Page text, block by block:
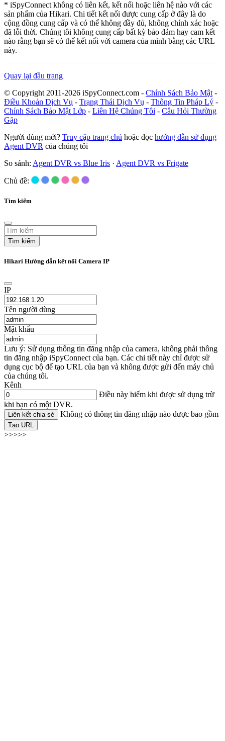
* iSpyConnect không có liên kết, kết nối hoặc liên hệ nào với các
sản phẩm của Hikari. Chi tiết kết nối được cung cấp ở đây là do
cộng đồng cung cấp và có thể không đầy đủ, không chính xác hoặc
đã lỗi thời. Chúng tôi không cung cấp bất kỳ bảo đảm hay cam kết
nào rằng bạn sẽ có thể kết nối với camera của mình bằng các URL
này.
Quay lại đầu trang
© Copyright 2011-2026 iSpyConnect.com - Chính Sách Bảo Mật -
Điều Khoản Dịch Vụ - Trạng Thái Dịch Vụ - Thông Tin Pháp Lý -
Chính Sách Bảo Mật Lớp - Liên Hệ Chúng Tôi - Câu Hỏi Thường
Gặp
Người dùng mới? Truy cập trang chủ hoặc đọc hướng dẫn sử dụng
Agent DVR của chúng tôi
So sánh: Agent DVR vs Blue Iris · Agent DVR vs Frigate
Chủ đề:
Tìm kiếm
Tìm kiếm
Hikari Hướng dẫn kết nối Camera IP
IP
Tên người dùng
Mật khẩu
Lưu ý: Sử dụng thông tin đăng nhập của camera, không phải thông
tin đăng nhập iSpyConnect của bạn. Các chi tiết này chỉ được sử
dụng cục bộ để tạo URL của bạn và không được gửi đến máy chủ
của chúng tôi.
Kênh
Điều này hiếm khi được sử dụng trừ
khi bạn có một DVR.
Liên kết chia sẻ Không có thông tin đăng nhập nào được bao gồm
Tạo URL
>>>>>